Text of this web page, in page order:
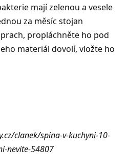
mají zelenou a vesele
za měsíc stojan
propláchněte ho pod
materiál dovolí, vložte ho
clanek/spina-v-kuchyni-10-
nevite-54807